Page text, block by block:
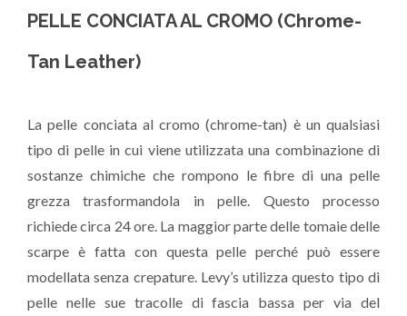
PELLE CONCIATA AL CROMO (Chrome-
Tan Leather)
La pelle conciata al cromo (chrome-tan) è un qualsiasi
tipo di pelle in cui viene utilizzata una combinazione di
sostanze chimiche che rompono le fibre di una pelle
grezza trasformandola in pelle. Questo processo
richiede circa 24 ore. La maggior parte delle tomaie delle
scarpe è fatta con questa pelle perché può essere
modellata senza crepature. Levy’s utilizza questo tipo di
pelle nelle sue tracolle di fascia bassa per via del